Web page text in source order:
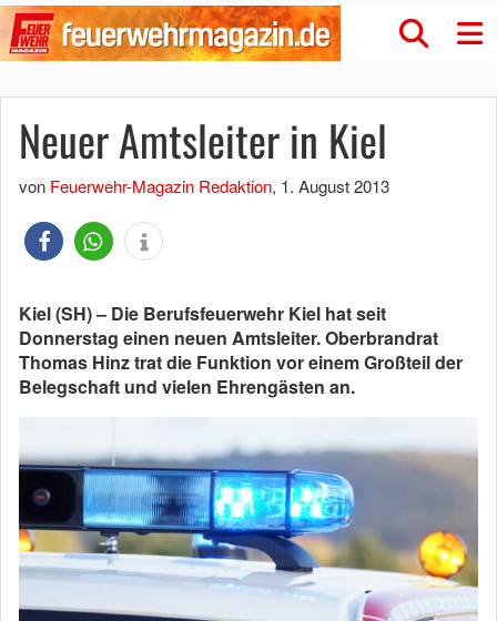
Neuer Amtsleiter in Kiel
von Feuerwehr-Magazin Redaktion, 1. August 2013
Kiel (SH) – Die Berufsfeuerwehr Kiel hat seit
Donnerstag einen neuen Amtsleiter. Oberbrandrat
Thomas Hinz trat die Funktion vor einem Großteil der
Belegschaft und vielen Ehrengästen an.